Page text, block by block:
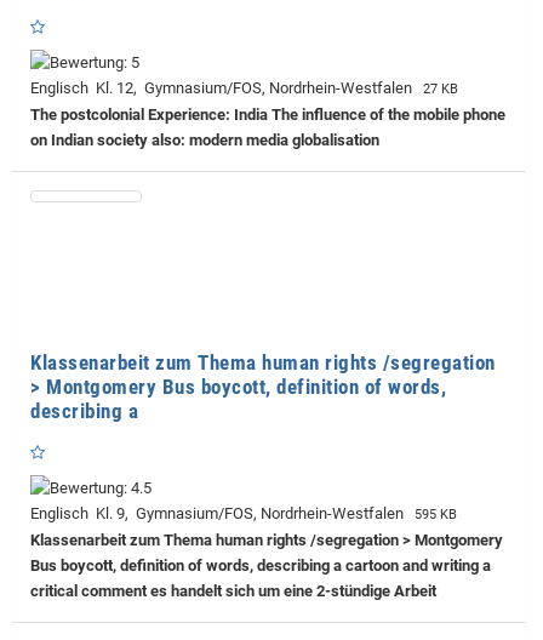
Englisch Kl. 12, Gymnasium/FOS, Nordrhein-Westfalen 27 KB
The postcolonial Experience: India The influence of the mobile phone
on Indian society also: modern media globalisation
Klassenarbeit zum Thema human rights /segregation
> Montgomery Bus boycott, definition of words,
describing a
Englisch Kl. 9, Gymnasium/FOS, Nordrhein-Westfalen 595 KB
Klassenarbeit zum Thema human rights /segregation > Montgomery
Bus boycott, definition of words, describing a cartoon and writing a
critical comment es handelt sich um eine 2-stündige Arbeit